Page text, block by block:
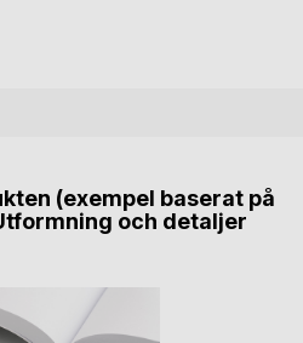
(exempel baserat på
och detaljer